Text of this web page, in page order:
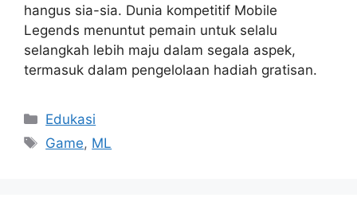
hangus sia-sia. Dunia kompetitif Mobile
Legends menuntut pemain untuk selalu
selangkah lebih maju dalam segala aspek,
termasuk dalam pengelolaan hadiah gratisan.
Kategori
Edukasi
Tag
Game, ML